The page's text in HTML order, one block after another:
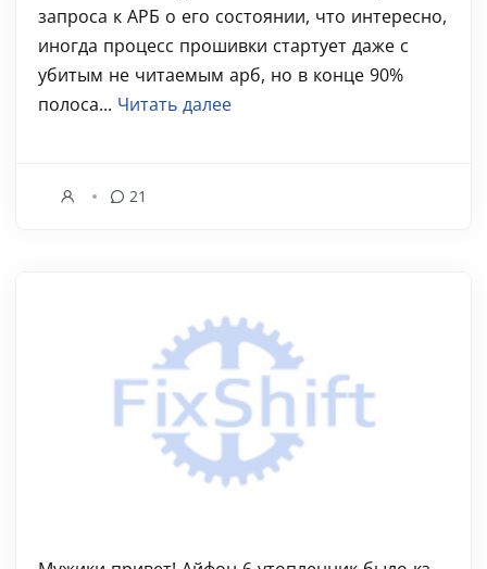
запроса к АРБ о его состоянии, что интересно,
иногда процесс прошивки стартует даже с
убитым не читаемым арб, но в конце 90%
полоса... Читать далее
21